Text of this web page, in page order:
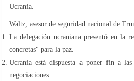
Ucrania.
Waltz, asesor de seguridad nacional de
La delegación ucraniana presentó en la
concretas" para la paz.
Ucrania está dispuesta a poner fin a
negociaciones.